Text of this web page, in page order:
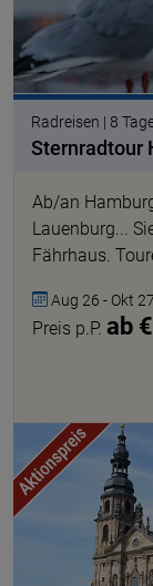
Radreisen | 8
Sternradtour
Ab/an
Lauenburg...
Fährhaus.
Aug 26 - Okt 27
Preis p.P. ab